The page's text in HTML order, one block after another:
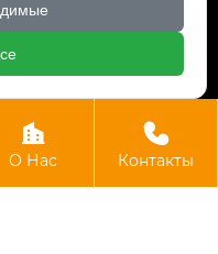
экспорт Уси Футао

О Нас

Контакты